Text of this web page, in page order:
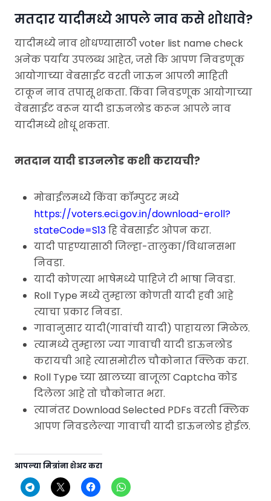
मतदार यादीमध्ये आपले नाव कसे शोधावे?
यादीमध्ये नाव शोधण्यासाठी voter list name check
अनेक पर्याय उपलब्ध आहेत, जसे कि आपण निवडणूक
आयोगाच्या वेबसाईट वरती जाऊन आपली माहिती
टाकून नाव तपासू शकता. किंवा निवडणूक आयोगाच्या
वेबसाईट वरून यादी डाऊनलोड करून आपले नाव
यादीमध्ये शोधू शकता.
मतदान यादी डाउनलोड कशी करायची?
मोबाईलमध्ये किंवा कॉम्पुटर मध्ये
https://voters.eci.gov.in/download-eroll?
stateCode=S13हि वेबसाईट ओपन करा.
यादी पाहण्यासाठी जिल्हा-तालुका/विधानसभा
निवडा.
यादी कोणत्या भाषेमध्ये पाहिजे टी भाषा निवडा.
Roll Type मध्ये तुम्हाला कोणती यादी हवी आहे
त्याचा प्रकार निवडा.
गावानुसार यादी(गावांची यादी) पाहायला मिळेल.
त्यामध्ये तुम्हाला ज्या गावाची यादी डाऊनलोड
करायची आहे त्यासमोरील चौकोनात क्लिक करा.
Roll Type च्या खालच्या बाजूला Captcha कोड
दिलेला आहे तो चौकोनात भरा.
त्यानंतर Download Selected PDFs वरती क्लिक
आपण निवडलेल्या गावाची यादी डाऊनलोड होईल.
आपल्या मित्रांना शेअर करा